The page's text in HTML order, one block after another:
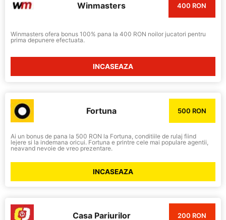
Winmasters 400 RON
Winmasters ofera bonus 100% pana la 400 RON noilor jucatori pentru
prima depunere efectuata.
INCASEAZA
Fortuna 500 RON
Ai un bonus de pana la 500 RON la Fortuna, conditiile de rulaj fiind
lejere si la indemana oricui. Fortuna e printre cele mai populare agentii,
neavand nevoie de vreo prezentare.
INCASEAZA
Casa Pariurilor 200 RON